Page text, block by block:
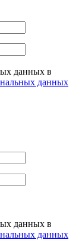
данных в
данных
данных в
данных